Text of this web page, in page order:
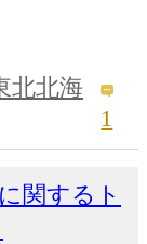
北北海
1
関するト